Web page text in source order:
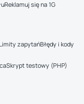
Reklamuj się na 1G
Limity zapytańBłędy i kody
Skrypt testowy (PHP)